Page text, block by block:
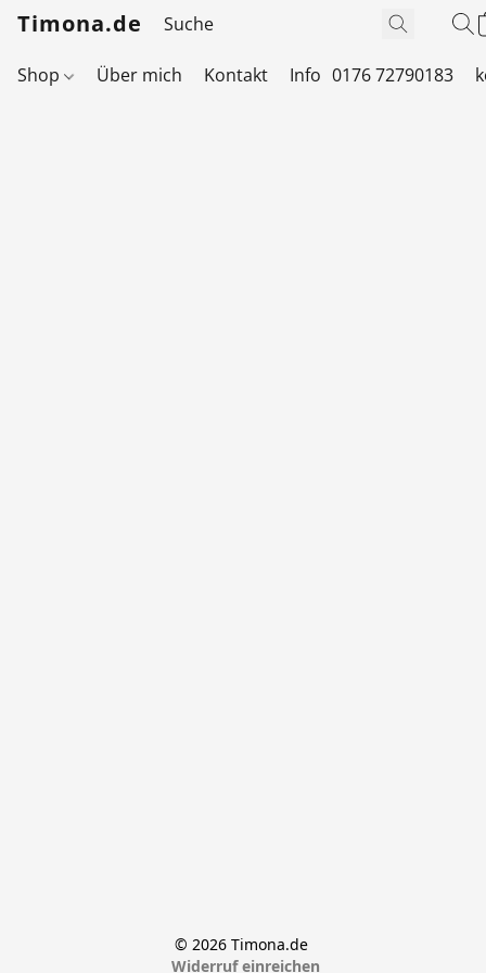
Timona.de
Shop Über mich Kontakt Info 0176 72790183
© 2026 Timona.de
Widerruf einreichen